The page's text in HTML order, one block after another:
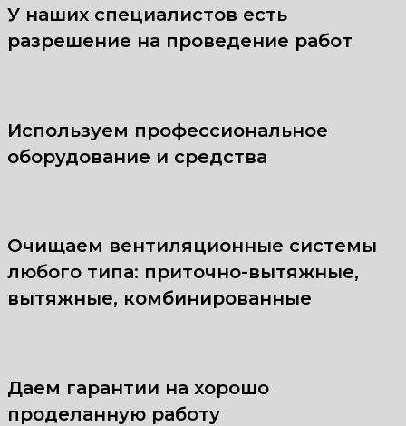
У наших специалистов есть
разрешение на проведение работ
Используем профессиональное
оборудование и средства
Очищаем вентиляционные системы
любого типа: приточно-вытяжные,
вытяжные, комбинированные
Даем гарантии на хорошо
проделанную работу